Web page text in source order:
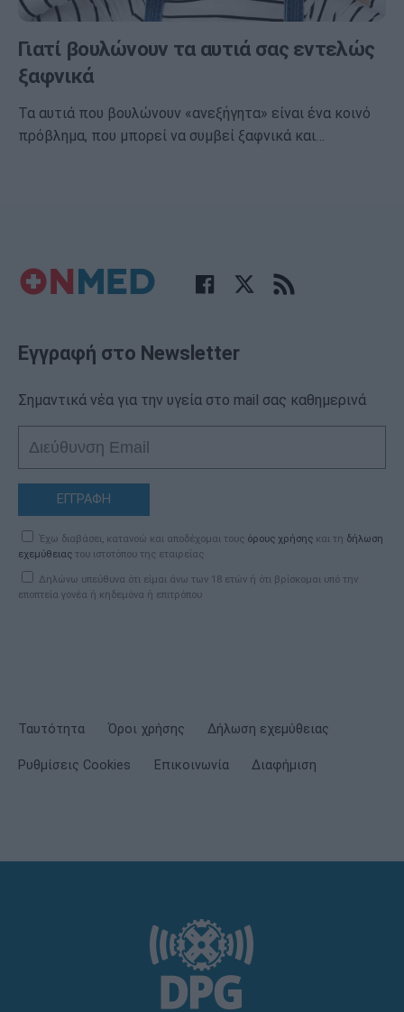
Γιατί βουλώνουν τα αυτιά σας εντελώς
ξαφνικά
Τα αυτιά που βουλώνουν «ανεξήγητα» είναι ένα κοινό
πρόβλημα, που μπορεί να συμβεί ξαφνικά και…
Εγγραφή στο Newsletter
Σημαντικά νέα για την υγεία στο mail σας καθημερινά
ΕΓΓΡΑΦΗ
Έχω διαβάσει, κατανοώ και αποδέχομαι τους όρους χρήσης και τη δήλωση
εχεμύθειας του ιστοτόπου της εταιρείας
Δηλώνω υπεύθυνα ότι είμαι άνω των 18 ετών ή ότι βρίσκομαι υπό την
εποπτεία γονέα ή κηδεμόνα ή επιτρόπου
Ταυτότητα Όροι χρήσης Δήλωση εχεμύθειας
Ρυθμίσεις Cookies Επικοινωνία Διαφήμιση